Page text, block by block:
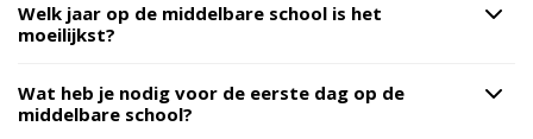
Welk jaar op de middelbare school is het
moeilijkst?
Wat heb je nodig voor de eerste dag op de
middelbare school?